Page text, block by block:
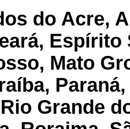
do Acre,
Espírito
Mato
Grande